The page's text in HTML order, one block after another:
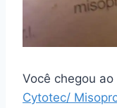
Você chegou
Cytotec/